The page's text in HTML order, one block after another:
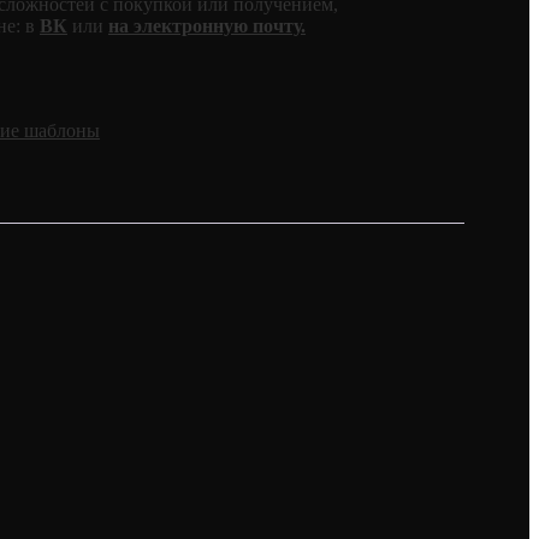
с покупкой или получением,
в ВК или на электронную почту.
шаблоны